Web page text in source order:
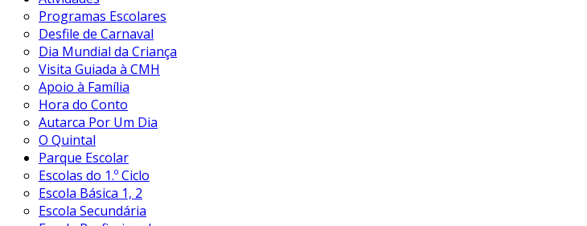
Programas Escolares
Desfile de Carnaval
Dia Mundial da Criança
Visita Guiada à CMH
Apoio à Família
Hora do Conto
Autarca Por Um Dia
O Quintal
Parque Escolar
Escolas do 1.º Ciclo
Escola Básica 1, 2
Escola Secundária